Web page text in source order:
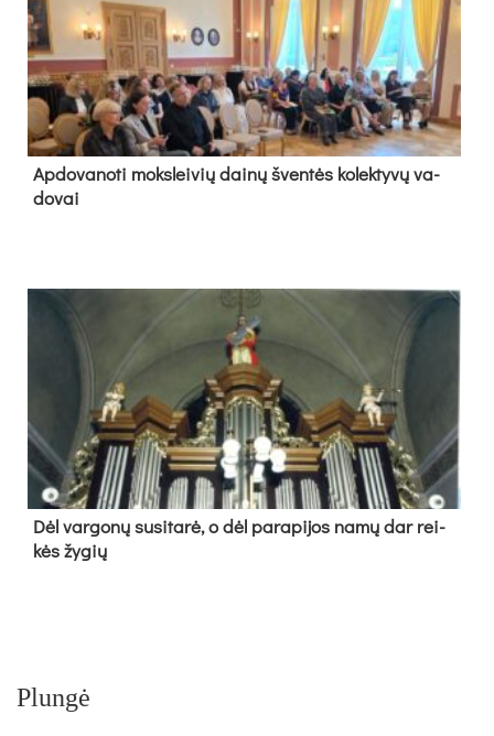
Ap­do­va­no­ti moks­lei­vių dai­nų šven­tės ko­lek­ty­vų va­
do­vai
Dėl var­go­nų su­si­ta­rė, o dėl pa­ra­pi­jos na­mų dar rei­
kės žy­gių
Plungė